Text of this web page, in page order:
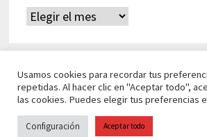
Archivos
Usamos cookies para recordar tus
repetidas. Al hacer clic en "Aceptar todo",
las cookies. Puedes elegir tus preferencias
Configuración Aceptar todo